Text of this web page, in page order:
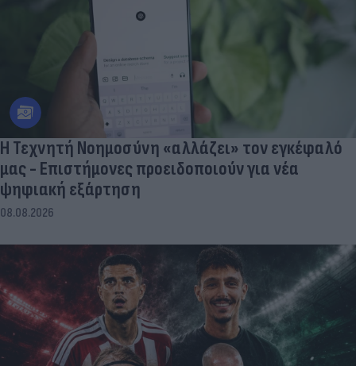
Η Τεχνητή Νοημοσύνη «αλλάζει» τον εγκέφαλό
μας - Eπιστήμονες προειδοποιούν για νέα
ψηφιακή εξάρτηση
08.08.2026